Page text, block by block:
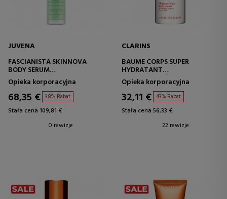
JUVENA
FASCIANISTA SKINNOVA
BODY SERUM
ZABIEGI NA CIAŁO
Opieka korporacyjna
68,35 € 38% Rabat
Stała cena 109,81 €
0 rewizje
CLARINS
BAUME CORPS SUPER
HYDRATANT
SUPER NAWILŻAJĄCY BALSAM
DO CIAŁA
Opieka korporacyjna
32,11 € 43% Rabat
Stała cena 56,33 €
22 rewizje